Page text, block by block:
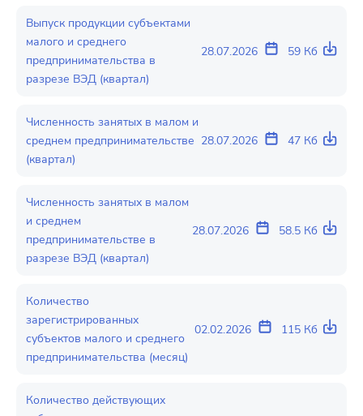
Выпуск продукции субъектами
малого и среднего
предпринимательства в
разрезе ВЭД (квартал)
28.07.2026 59 Кб
Численность занятых в малом и
среднем предпринимательстве
(квартал)
28.07.2026 47 Кб
Численность занятых в малом
и среднем
предпринимательстве в
разрезе ВЭД (квартал)
28.07.2026 58.5 Кб
Количество
зарегистрированных
субъектов малого и среднего
предпринимательства (месяц)
02.02.2026 115 Кб
Количество действующих